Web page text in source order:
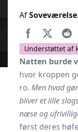
Af
Understøttet af
Natten burde
hvor kroppen
ro. Men hvad
bliver et lille
næse og
først deres